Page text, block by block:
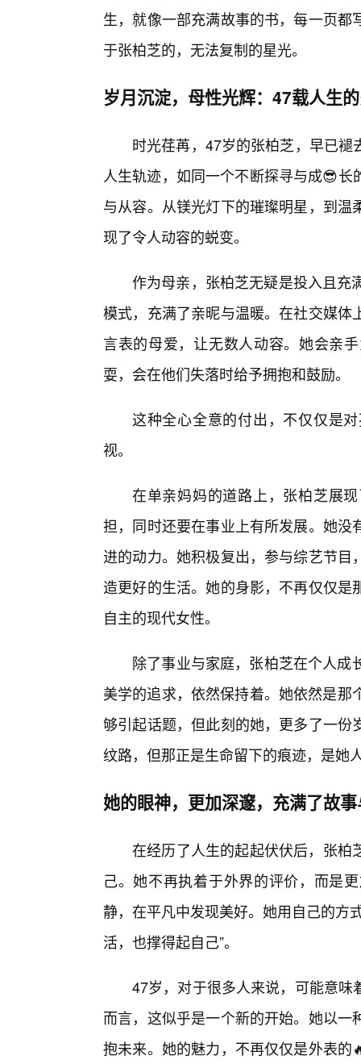
生，就像一部充满故事的书，每一页
于张柏芝的，无法复制的星光。
岁月沉淀，母性光辉：47载人生
时光荏苒，47岁的张柏芝，早已
人生轨迹，如同一个不断探寻与成😎
与从容。从镁光灯下的璀璨明星，到
现了令人动容的蜕变。
作为母亲，张柏芝无疑是投入且充
模式，充满了亲昵与温暖。在社交媒
言表的母爱，让无数人动容。她会亲
耍，会在他们失落时给予拥抱和鼓励。
这种全心全意的付出，不仅仅是
视。
在单亲妈妈的道路上，张柏芝展
担，同时还要在事业上有所发展。她
进的动力。她积极复出，参与综艺节
造更好的生活。她的身影，不再仅仅
自主的现代女性。
除了事业与家庭，张柏芝在个人
美学的追求，依然保持着。她依然是
够引起话题，但此刻的她，更多了一
纹路，但那正是生命留下的痕迹，是她
她的眼神，更加深邃，充满了故
在经历了人生的起起伏伏后，张
己。她不再执着于外界的评价，而是
静，在平凡中发现美好。她用自己的方
活，也撑得起自己”。
47岁，对于很多人来说，可能意
而言，这似乎是一个新的开始。她以
抱未来。她的魅力，不再仅仅是外表